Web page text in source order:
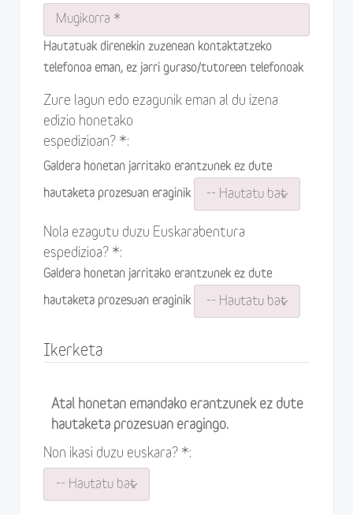
Hautatuak direnekin zuzenean kontaktatzeko
telefonoa eman, ez jarri guraso/tutoreen telefonoak
Zure lagun edo ezagunik eman al du izena
edizio honetako
espedizioan? *:
Galdera honetan jarritako erantzunek ez dute
hautaketa prozesuan eraginik
Nola ezagutu duzu Euskarabentura
espedizioa? *:
Galdera honetan jarritako erantzunek ez dute
hautaketa prozesuan eraginik
Ikerketa
Atal honetan emandako erantzunek ez dute
hautaketa prozesuan eragingo.
Non ikasi duzu euskara? *: